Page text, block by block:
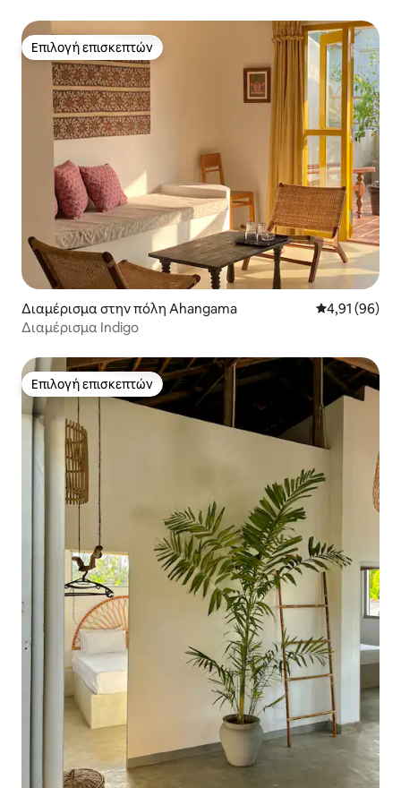
Επιλογή επισκεπτών
Επιλογή επισκεπτών
Διαμέρισμα στην πόλη Ahangama Μέση
4,91 (96)
Διαμέρισμα Indigo
Επιλογή επισκεπτών
Επιλογή επισκεπτών